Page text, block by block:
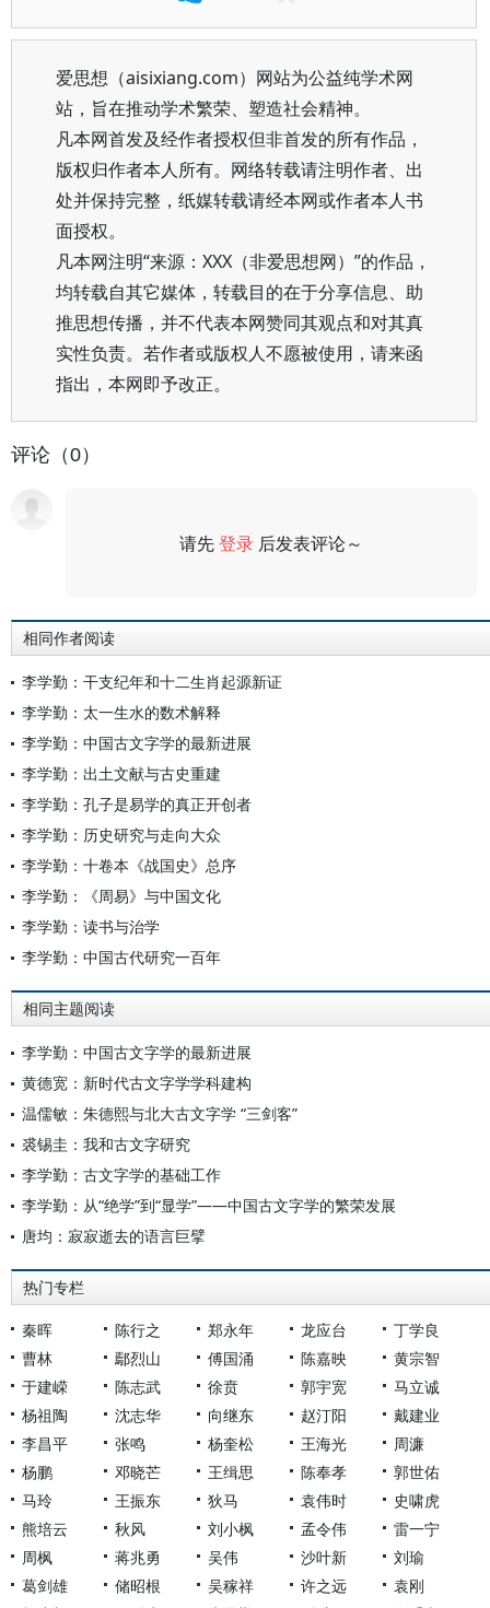
爱思想（aisixiang.com）网站为公益纯学术网
站，旨在推动学术繁荣、塑造社会精神。
凡本网首发及经作者授权但非首发的所有作品，
版权归作者本人所有。网络转载请注明作者、出
处并保持完整，纸媒转载请经本网或作者本人书
面授权。
凡本网注明“来源：XXX（非爱思想网）”的作品，
均转载自其它媒体，转载目的在于分享信息、助
推思想传播，并不代表本网赞同其观点和对其真
实性负责。若作者或版权人不愿被使用，请来函
指出，本网即予改正。
评论（0）
请先登录 后发表评论～
相同作者阅读
李学勤：干支纪年和十二生肖起源新证
李学勤：太一生水的数术解释
李学勤：中国古文字学的最新进展
李学勤：出土文献与古史重建
李学勤：孔子是易学的真正开创者
李学勤：历史研究与走向大众
李学勤：十卷本《战国史》总序
李学勤：《周易》与中国文化
李学勤：读书与治学
李学勤：中国古代研究一百年
相同主题阅读
李学勤：中国古文字学的最新进展
黄德宽：新时代古文字学学科建构
温儒敏：朱德熙与北大古文字学 “三剑客”
裘锡圭：我和古文字研究
李学勤：古文字学的基础工作
李学勤：从“绝学”到“显学”——中国古文字学的繁荣发展
唐均：寂寂逝去的语言巨擘
热门专栏
秦晖 陈行之 郑永年 龙应台
丁学良
曹林
鄢烈山 傅国涌 陈嘉映
黄宗智
于建嵘
陈志武 徐贲 郭宇宽
马立诚
杨祖陶
沈志华 向继东 赵汀阳
戴建业
李昌平
张鸣 杨奎松 王海光
周濂
杨鹏
邓晓芒 王缉思 陈奉孝
郭世佑
马玲
王振东 狄马 袁伟时
史啸虎
熊培云
秋风 刘小枫 孟令伟
雷一宁
周枫
蒋兆勇 吴伟 沙叶新
刘瑜
葛剑雄
储昭根 吴稼祥 许之远
袁刚